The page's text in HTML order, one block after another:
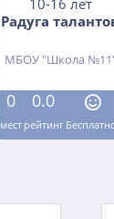
10-16 лет
Радуга
МБОУ "Школа
0 0.0
мест рейтинг